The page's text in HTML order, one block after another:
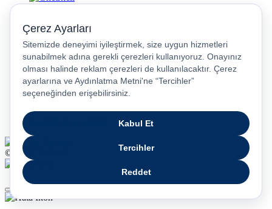
© 2026 Turkcell